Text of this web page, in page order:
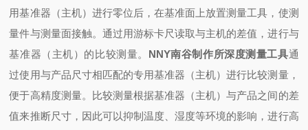
用基准器（主机）进行零位后，在基准面上放置测量工具，使测
量件与测量面接触。通过用游标卡尺读取与主机的差值，进行与
基准器（主机）的比较测量。 NNY南谷制作所深度测量工具通
过使用与产品尺寸相匹配的专用基准器（主机）进行比较测量，
便于高精度测量。
比较测量根据基准器（主机）与产品之间的差
值来推断尺寸，因此可以抑制温度、湿度等环境的影响，进行高